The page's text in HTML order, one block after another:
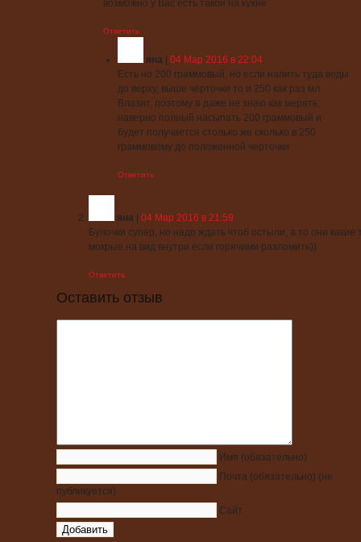
возможно у Вас есть такой на кухне
Ответить
яна
04 Мар 2016 в 22:04
Есть но 200 граммовый, но если налить туда воды
до верху, выше чёрточки то и 250 как раз мл.
Влазит, поэтому я даже не знаю как мерять,
наверно полный насыпать 200 граммовый и
будет получается столько же сколько в 250
граммовому до положенной черточки
Ответить
яна
04 Мар 2016 в 21:59
Булочки супер, но надо ждать чтоб остыли, а то они какие
мокрые на вид внутри если горячими разломить))
Ответить
Оставить отзыв
Имя (обязательно)
Почта (обязательно) (не
публикуется)
Сайт